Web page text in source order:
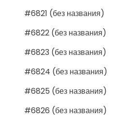
#6821 (без названия)
#6822 (без названия)
#6823 (без названия)
#6824 (без названия)
#6825 (без названия)
#6826 (без названия)